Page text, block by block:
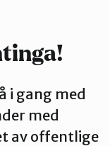
i gang med
med
av offentlige